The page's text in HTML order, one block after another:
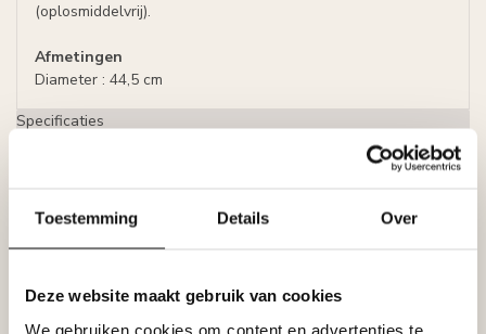
Toestemming Details Over
Deze website maakt gebruik van cookies
We gebruiken cookies om content en advertenties te
(oplosmiddelvrij).
Afmetingen
Diameter : 44,5 cm
Specificaties
NMC